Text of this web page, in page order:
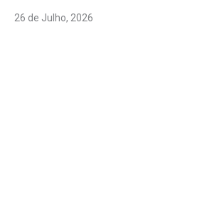
26 de Julho, 2026